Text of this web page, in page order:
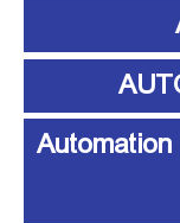
آموزش اتوماسیون صنعتی Automation